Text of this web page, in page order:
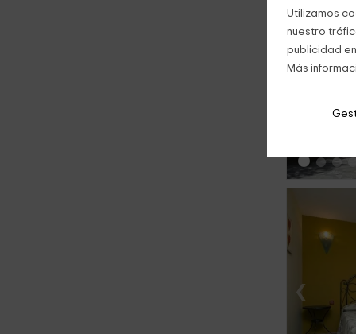
Utilizamos
nuestro
publicidad
Más
‹
‹